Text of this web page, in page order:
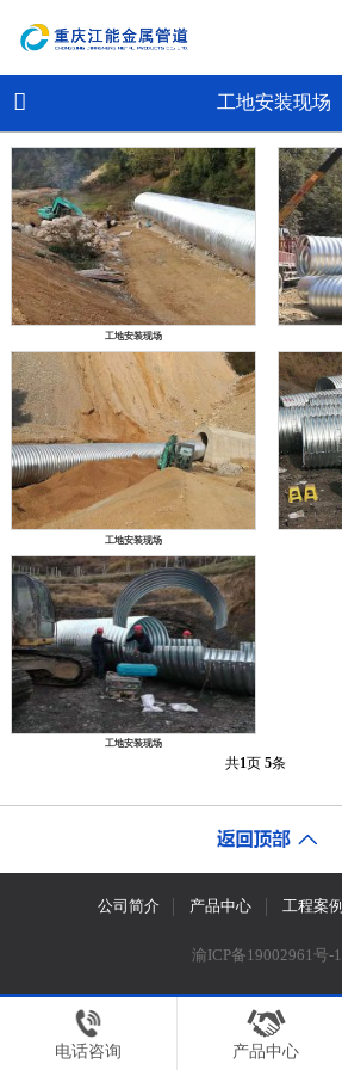
工地安装现场
工地安装现场
工地安装现场
工地安装现场
共1页 5条
公司简介 产品中心 工程案例
渝ICP备19002961号-1
电话咨询 产品中心